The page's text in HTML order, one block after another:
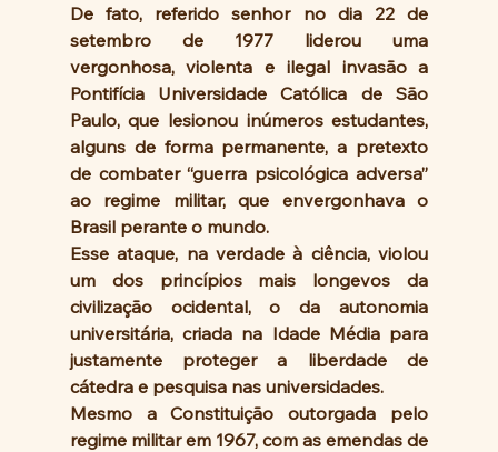
De fato, referido senhor no dia 22 de
setembro de 1977 liderou uma
vergonhosa, violenta e ilegal invasão a
Pontifícia Universidade Católica de São
Paulo, que lesionou inúmeros estudantes,
alguns de forma permanente, a pretexto
de combater “guerra psicológica adversa”
ao regime militar, que envergonhava o
Brasil perante o mundo.
Esse ataque, na verdade à ciência, violou
um dos princípios mais longevos da
civilização ocidental, o da autonomia
universitária, criada na Idade Média para
justamente proteger a liberdade de
cátedra e pesquisa nas universidades.
Mesmo a Constituição outorgada pelo
regime militar em 1967, com as emendas de